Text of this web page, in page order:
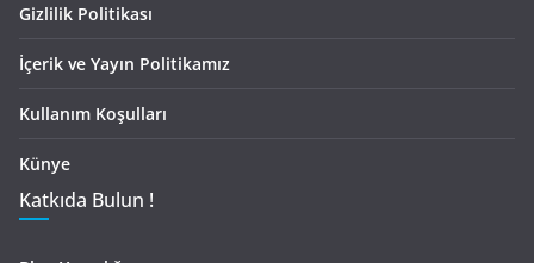
Gizlilik Politikası
İçerik ve Yayın Politikamız
Kullanım Koşulları
Künye
Katkıda Bulun !